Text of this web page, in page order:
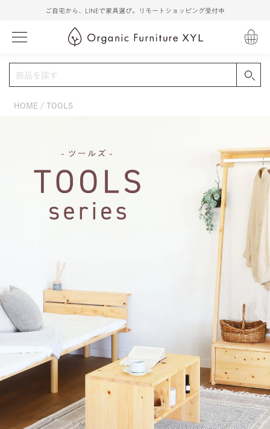
ご自宅から、LINEで家具選び。リモートショッピング受付中
HOME TOOLS